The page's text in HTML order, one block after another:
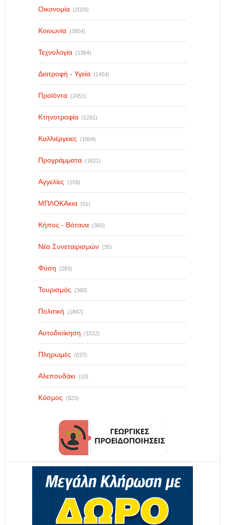
Οικονομία (2029)
Κοινωνία (3954)
Τεχνολογία (1364)
Διατροφή - Υγεία (1454)
Προϊόντα (2451)
Κτηνοτροφία (1291)
Καλλιέργειες (1804)
Προγράμματα (1621)
Αγγελίες (159)
ΜΠΛΟΚΑκια (51)
Κήπος - Βότανα (360)
Νέα Συνεταιρισμών (35)
Φύση (283)
Τουρισμός (360)
Πολιτική (1847)
Αυτοδιοίκηση (1512)
Πληρωμές (837)
Αλεπουδάκι (10)
Κόσμος (823)